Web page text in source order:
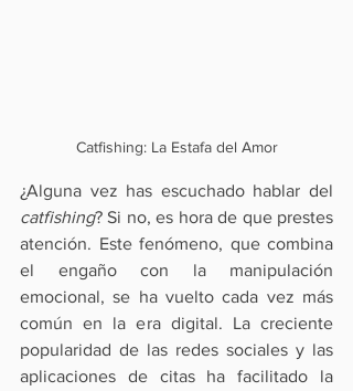
Catfishing: La Estafa del Amor
catfishing? Si no, es hora de que prestes
atención. Este fenómeno, que combina
el engaño con la manipulación
emocional, se ha vuelto cada vez más
común en la era digital. La creciente
popularidad de las redes sociales y las
aplicaciones de citas ha facilitado la